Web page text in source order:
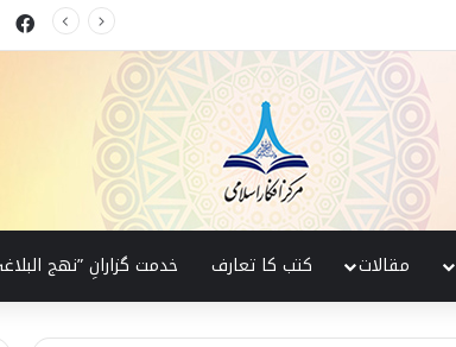
مقالات کتب کا تعارف خدمت گزارانِ ”نھج